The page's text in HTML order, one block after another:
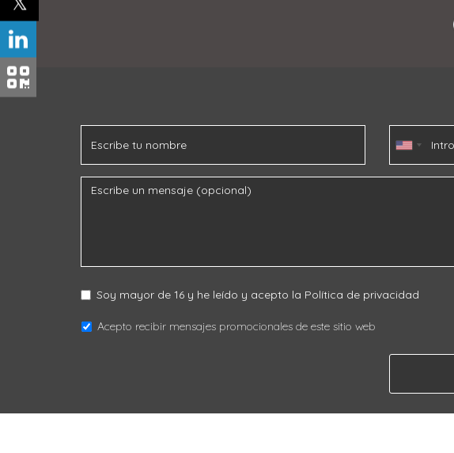
Soy mayor de 16 y he leído y acepto la Política de privacidad
Acepto recibir mensajes promocionales de este sitio web